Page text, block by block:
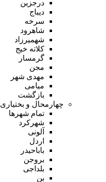
درجزین
دیباج
سرخه
شاهرود
شهمیرزاد
کلاته خیج
گرمسار
مجن
مهدی شهر
میامی
بازگشت
چهارمحال و بختیاری
تمام شهر‌ها
شهرکرد
آلونی
اردل
باباحیدر
بروجن
بلداجی
بن